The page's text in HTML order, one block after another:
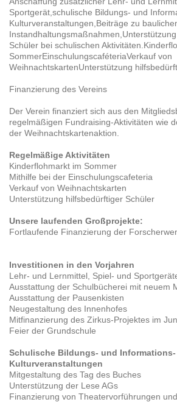
Sportgerät,schulische Bildungs- und
Kulturveranstaltungen,Beiträge zu
Schüler bei schulischen
SommerEinschulungscaféteriaVerkauf von
WeihnachtskartenUnterstützung
Finanzierung des Vereins
Der Verein finanziert sich aus den
regelmäßigen Fundraising-Aktivitäten wie
der Weihnachtskartenaktion.
Regelmäßige Aktivitäten
Kinderflohmarkt im Sommer
Mithilfe bei der Einschulungscafeteria
Verkauf von Weihnachtskarten
Unterstützung hilfsbedürftiger Schüler
Unsere laufenden Großprojekte:
Fortlaufende Finanzierung der
Investitionen in den Vorjahren
Lehr- und Lernmittel, Spiel- und
Ausstattung der Schulbücherei mit neuem
Ausstattung der Pausenkisten
Neugestaltung des Innenhofes
Mitfinanzierung des Zirkus-Projektes im
Feier der Grundschule
Schulische Bildungs- und
Kulturveranstaltungen
Mitgestaltung des Tag des Buches
Unterstützung der Lese AGs
Finanzierung von Theatervorführungen